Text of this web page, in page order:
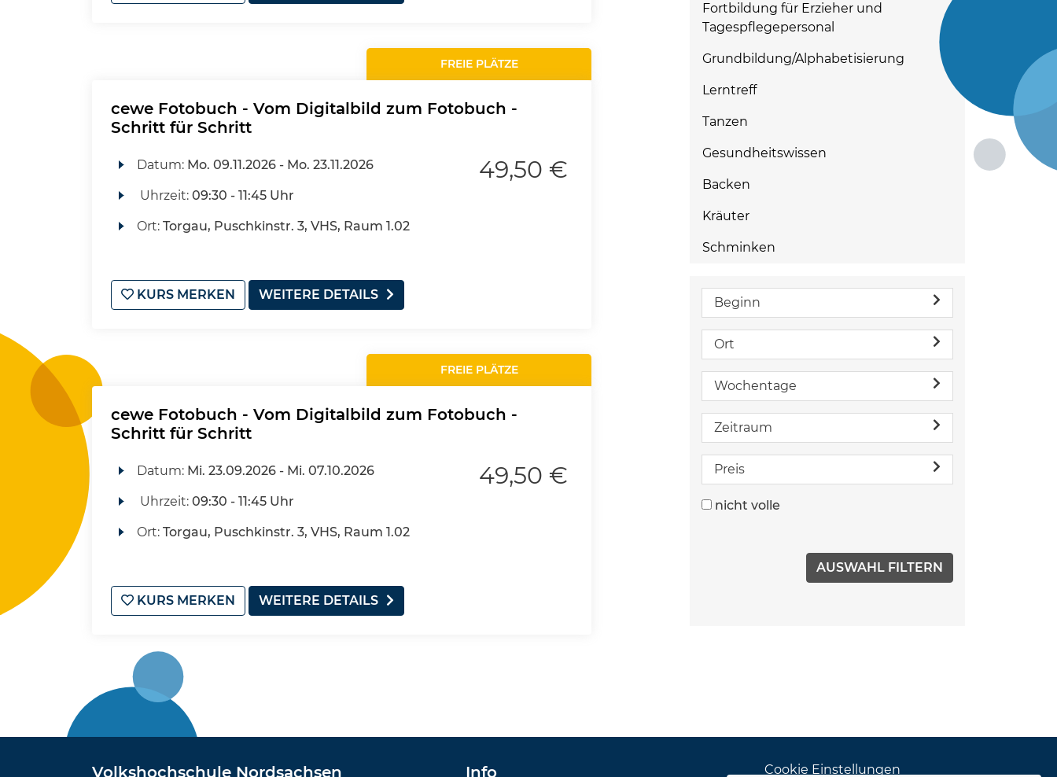
FREIE PLÄTZE
cewe Fotobuch - Vom Digitalbild zum Fotobuch -
Schritt für Schritt
Datum: Mo. 09.11.2026 - Mo. 23.11.2026
Uhrzeit: 09:30 - 11:45 Uhr
Ort: Torgau, Puschkinstr. 3, VHS, Raum 1.02
49,50 €
KURS MERKEN WEITERE DETAILS
FREIE PLÄTZE
cewe Fotobuch - Vom Digitalbild zum Fotobuch -
Schritt für Schritt
Datum: Mi. 23.09.2026 - Mi. 07.10.2026
Uhrzeit: 09:30 - 11:45 Uhr
Ort: Torgau, Puschkinstr. 3, VHS, Raum 1.02
49,50 €
KURS MERKEN WEITERE DETAILS
Fortbildung für Erzieher und
Tagespflegepersonal
Grundbildung/Alphabetisierung
Lerntreff
Tanzen
Gesundheitswissen
Backen
Kräuter
Schminken
Beginn
Ort
Wochentage
Zeitraum
Preis
nicht volle
Volkshochschule Nordsachsen Info Cookie Einstellungen